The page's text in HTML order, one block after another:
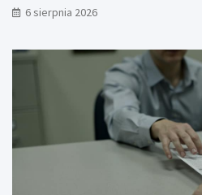
6 sierpnia 2026